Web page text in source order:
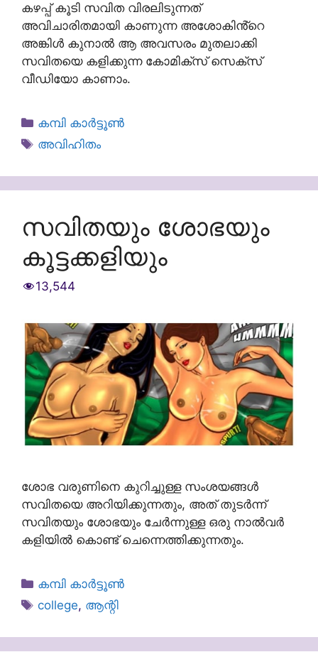
കഴപ്പ് കൂടി സവിത വിരലിടുന്നത്
അവിചാരിതമായി കാണുന്ന അശോകിൻ്റെ
അങ്കിൾ കുനാൽ ആ അവസരം മുതലാക്കി
സവിതയെ കളിക്കുന്ന കോമിക്സ് സെക്സ്
വീഡിയോ കാണാം.
Categories
കമ്പി കാർട്ടൂൺ
Tags
അവിഹിതം
സവിതയും ശോഭയും
കൂട്ടക്കളിയും
13,544
ശോഭ വരുണിനെ കുറിച്ചുള്ള സംശയങ്ങൾ
സവിതയെ അറിയിക്കുന്നതും, അത് തുടർന്ന്
സവിതയും ശോഭയും ചേർന്നുള്ള ഒരു നാൽവർ
കളിയിൽ കൊണ്ട് ചെന്നെത്തിക്കുന്നതും.
Categories
കമ്പി കാർട്ടൂൺ
Tags
college, ആന്റി